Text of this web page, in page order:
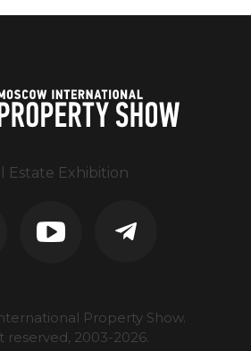
Estate Exhibition
Property Show.
reserved, 2003-2026.